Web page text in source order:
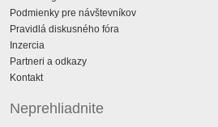
Podmienky pre návštevníkov
Pravidlá diskusného fóra
Inzercia
Partneri a odkazy
Kontakt
Neprehliadnite